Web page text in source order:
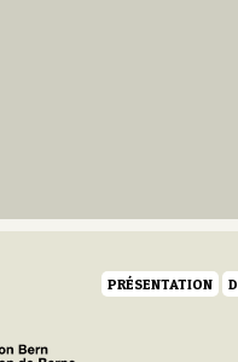
PRÉSENTATION